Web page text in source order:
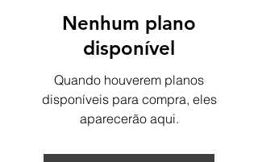
Nenhum plano
disponível
Quando houverem planos
disponíveis para compra, eles
aparecerão aqui.